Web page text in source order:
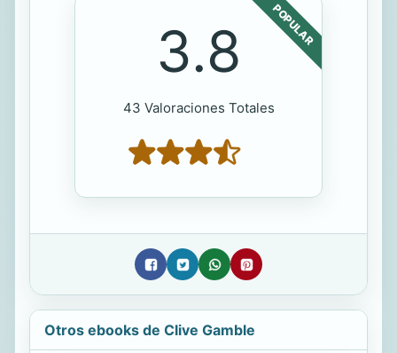
POPULAR
3.8
43 Valoraciones Totales
Otros ebooks de Clive Gamble